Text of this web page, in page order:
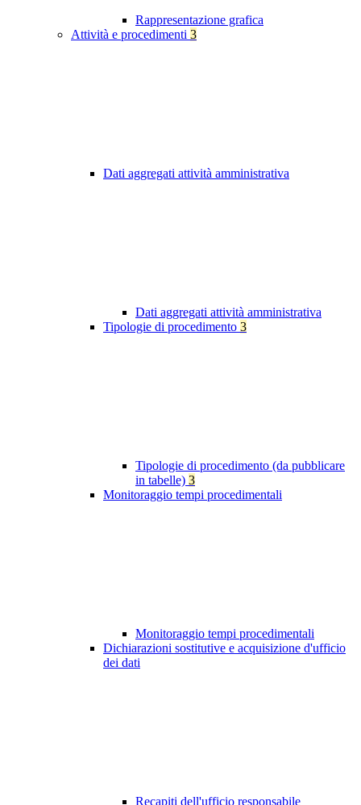
Rappresentazione grafica
Attività e procedimenti 3
Dati aggregati attività amministrativa
Dati aggregati attività amministrativa
Tipologie di procedimento 3
Tipologie di procedimento (da pubblicare
in tabelle) 3
Monitoraggio tempi procedimentali
Monitoraggio tempi procedimentali
Dichiarazioni sostitutive e acquisizione d'ufficio
dei dati
Recapiti dell'ufficio responsabile